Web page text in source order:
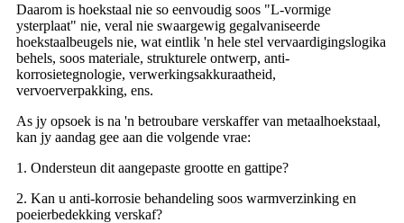
Daarom is hoekstaal nie so eenvoudig soos "L-vormige
ysterplaat" nie, veral nie swaargewig gegalvaniseerde
hoekstaalbeugels nie, wat eintlik 'n hele stel vervaardigingslogika
behels, soos materiale, strukturele ontwerp, anti-
korrosietegnologie, verwerkingsakkuraatheid,
vervoerverpakking, ens.
As jy opsoek is na 'n betroubare verskaffer van metaalhoekstaal,
kan jy aandag gee aan die volgende vrae:
1. Ondersteun dit aangepaste grootte en gattipe?
2. Kan u anti-korrosie behandeling soos warmverzinking en
poeierbedekking verskaf?